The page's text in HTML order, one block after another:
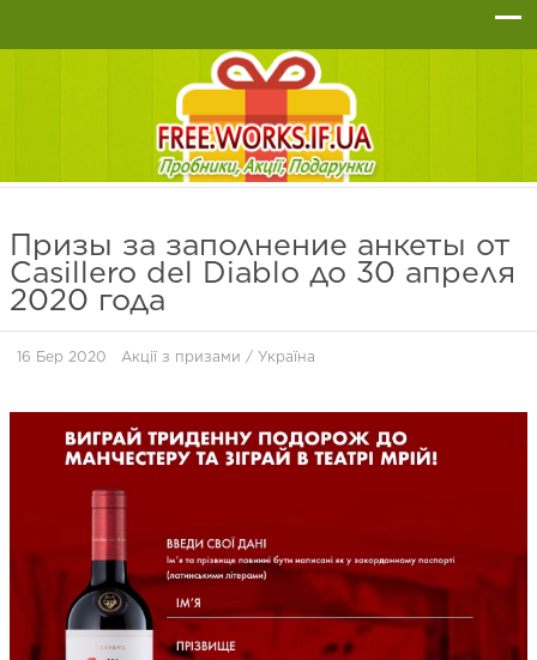
Призы за заполнение анкеты от
Casillero del Diablo до 30 апреля
2020 года
16 Бер 2020 Акції з призами / Україна